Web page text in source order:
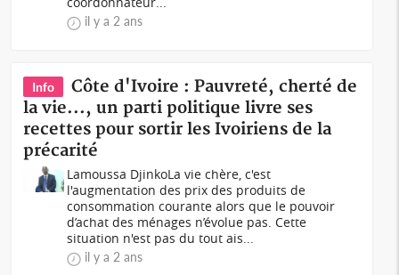
il y a 2 ans
Info
Côte d'Ivoire : Pauvreté, cherté de
la vie..., un parti politique livre ses
recettes pour sortir les Ivoiriens de la
précarité
Lamoussa DjinkoLa vie chère, c'est
l'augmentation des prix des produits de
consommation courante alors que le pouvoir
d’achat des ménages n’évolue pas. Cette
situation n'est pas du tout ais...
il y a 2 ans